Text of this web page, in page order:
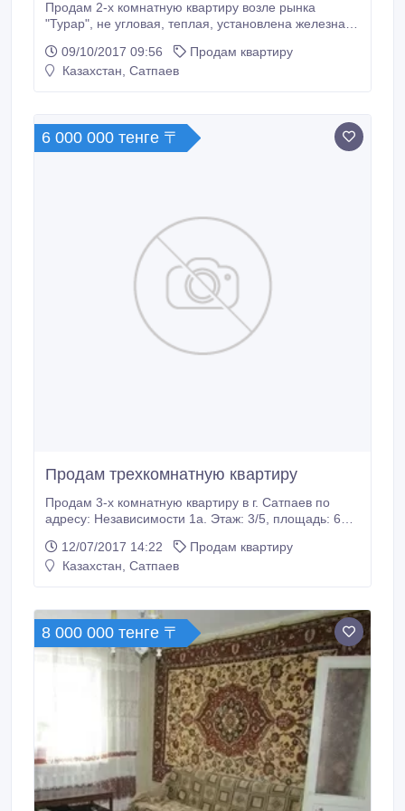
Продам 2-х комнатную квартиру возле рынка
"Турар", не угловая, теплая, установлена железная
линолеум. Есть телефон, домофон. Рядом
расположены школы, садики, поликлиника,
09/10/2017 09:56
Продам квартиру
Казахстан, Сатпаев
6 000 000 тенге 〒
Продам трехкомнатную квартиру
Продам 3-х комнатную квартиру в г. Сатпаев по
адресу: Независимости 1а. Этаж: 3/5, площадь: 63.6
Неугловая квартира Телефон, Интернет, Кабельное
ТВ По всем интересующим вопросам звонить по
12/07/2017 14:22
Продам квартиру
Казахстан, Сатпаев
8 000 000 тенге 〒